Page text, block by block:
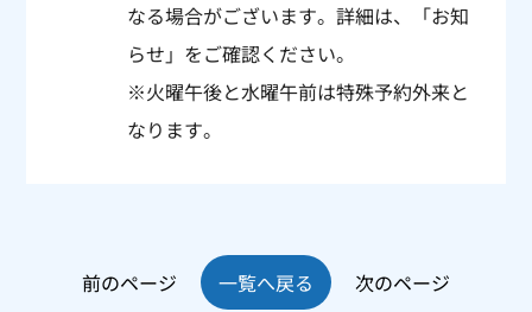
なる場合がございます。詳細は、「お知
らせ 」をご確認ください。
※火曜午後と水曜午前は特殊予約外来と
なります。
前のページ 一覧へ戻る 次のページ